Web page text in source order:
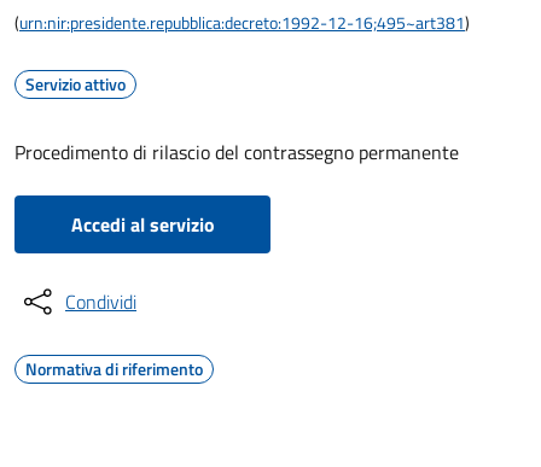
(urn:nir:presidente.repubblica:decreto:1992-12-16;495~art381)
Servizio attivo
Procedimento di rilascio del contrassegno permanente
Accedi al servizio
Condividi
Normativa di riferimento